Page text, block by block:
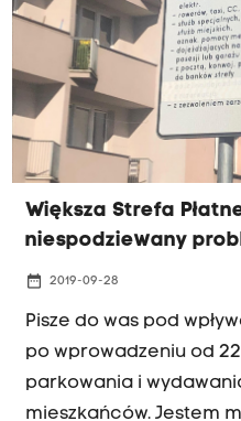
Priborn (obecnie -
Większa Strefa
niespodziewany
date_range 2019-09-28
Pisze do was pod
po wprowadzeniu od
parkowania i
mieszkańców. Jestem